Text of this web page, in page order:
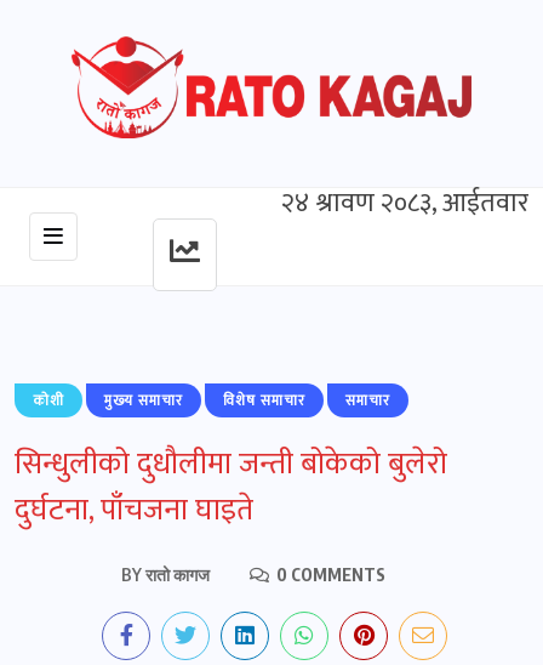
२४ श्रावण २०८३, आईतवार
कोशी मुख्‍य समाचार विशेष समाचार समाचार
सिन्धुलीको दुधौलीमा जन्ती बोकेको बुलेरो
दुर्घटना, पाँचजना घाइते
BYरातो कागज 0 COMMENTS